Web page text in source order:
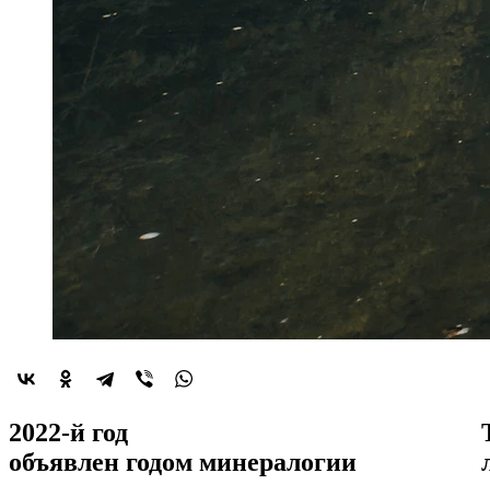
2022-й год
объявлен годом минералогии